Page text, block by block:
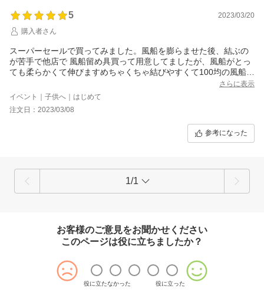
5
2023/03/20
購入者さん
スーパーセールで買ってみました。風船を膨らませた後、結ぶの
が苦手で他店で 風船留め具買って用意してましたが、風船がとっ
ても柔らかくて伸びますめちゃくちゃ結びやすくて100均の風船よ
さらに表示
イベント｜子供へ｜はじめて
注文日：2023/03/08
参考になった
1/1
お客様のご意見をお聞かせください
このページは役に立ちましたか？
役に立たなかった 役に立った